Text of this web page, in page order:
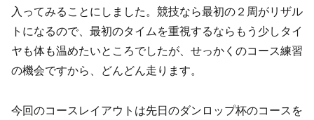
入ってみることにしました。競技なら最初の２周がリザル
トになるので、最初のタイムを重視するならもう少しタイ
ヤも体も温めたいところでしたが、せっかくのコース練習
の機会ですから、どんどん走ります。
今回のコースレイアウトは先日のダンロップ杯のコースを